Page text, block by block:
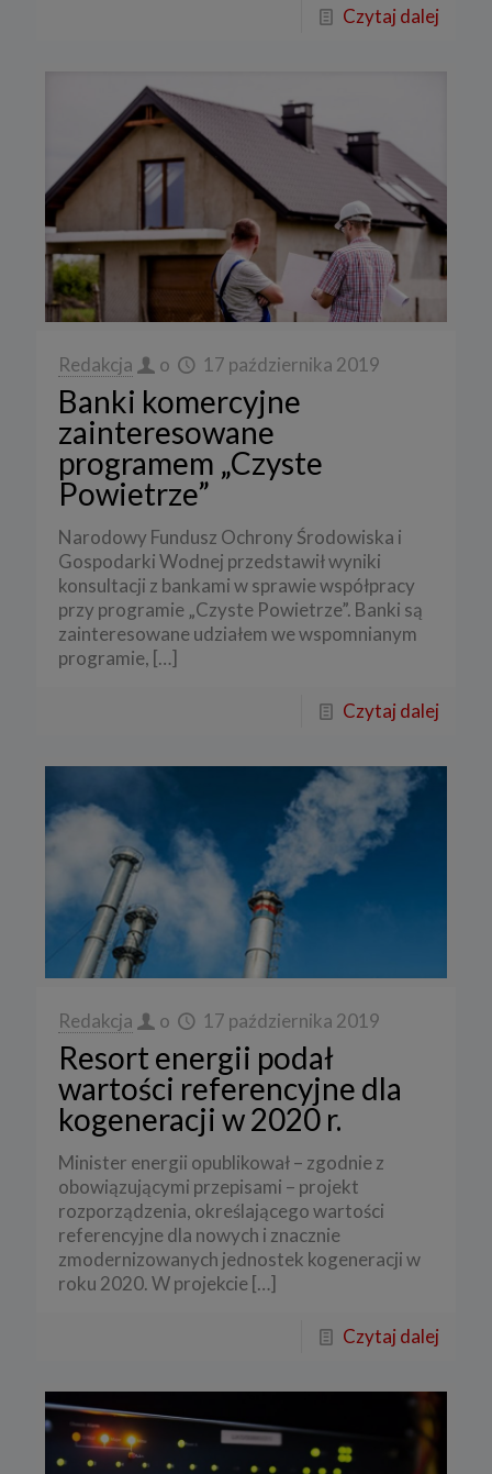
Czytaj dalej
Redakcja o 17 października 2019
Banki komercyjne
zainteresowane
programem „Czyste
Powietrze”
Narodowy Fundusz Ochrony Środowiska i
Gospodarki Wodnej przedstawił wyniki
konsultacji z bankami w sprawie współpracy
przy programie „Czyste Powietrze”. Banki są
zainteresowane udziałem we wspomnianym
programie, […]
Czytaj dalej
Redakcja o 17 października 2019
Resort energii podał
wartości referencyjne dla
kogeneracji w 2020 r.
Minister energii opublikował – zgodnie z
obowiązującymi przepisami – projekt
rozporządzenia, określającego wartości
referencyjne dla nowych i znacznie
zmodernizowanych jednostek kogeneracji w
roku 2020. W projekcie […]
Czytaj dalej